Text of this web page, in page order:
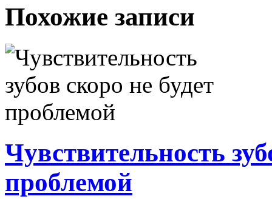
Похожие записи
Чувствительность
проблемой